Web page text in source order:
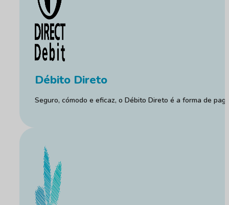
Débito Direto
Seguro, cómodo e eficaz, o Débito Direto é a forma de